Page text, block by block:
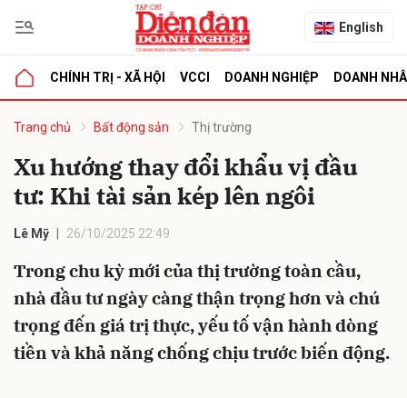
English
CHÍNH TRỊ - XÃ HỘI VCCI DOANH NGHIỆP DOANH
Trang chủ Bất động sản Thị trường
Xu hướng thay đổi khẩu vị đầu
tư: Khi tài sản kép lên ngôi
Lê Mỹ 26/10/2025 22:49
Trong chu kỳ mới của thị trường toàn cầu,
nhà đầu tư ngày càng thận trọng hơn và chú
trọng đến giá trị thực, yếu tố vận hành dòng
tiền và khả năng chống chịu trước biến động.
luận
Hủy